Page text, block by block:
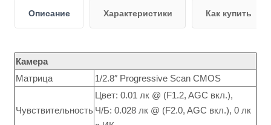
Описание Характеристики Как купить
Камера
Матрица
1/2.8″ Progressive Scan CMOS
Чувствительность
Цвет: 0.01 лк @ (F1.2, AGC вкл.),
Ч/Б: 0.028 лк @ (F2.0, AGC вкл.), 0 лк